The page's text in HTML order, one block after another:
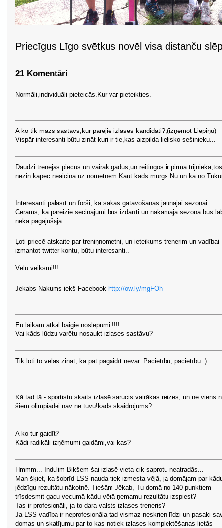
Priecīgus Līgo svētkus novēl visa distanču
21 Komentāri
Normāli,individuāli pieteicās.Kur var pieteikties.
A ko tik mazs sastāvs,kur pārējie izlases kandidāti?,(izņemot Liepiņu)
Vispār interesanti būtu zināt kuri ir tie,kas aizpilda lielisko sešinieku...
Daudzi trenējas piecus un vairāk gadus,un reitingos ir pirmā trijniekā,tos
nezin kapec neaicina uz nometnēm.Kaut kāds murgs.Nu un ka no
Interesanti palasīt un forši, ka sākas gatavošanās jaunajai sezonai.
Cerams, ka pareizie secinājumi būs izdarīti un nākamajā sezonā būs
nekā pagājušajā.
Ļoti priecē atskaite par treniņnometni, un ieteikums trenerim un vadībai
izmantot twitter kontu, būtu interesanti..
Vēlu veiksmi!!!
Jekabs Nakums iekš Facebook http://ow.ly/mgFOh
Eu laikam atkal baigie noslēpumi!!!!!
Vai kāds lūdzu varētu nosaukt izlases sastāvu?
Tik ļoti to vēlas zināt, ka pat pagaidīt nevar. Pacietību, pacietību.:)
Kā tad tā - sportistu skaits izlasē sarucis vairākas reizes, un ne viens
šiem olimpiādei nav ne tuvu!kāds skaidrojums?
A ko tur gaidīt?
Kādi radikāli izņēmumi gaidāmi,vai kas?
Hmmm... Indulim Bikšem šai izlasē vieta cik saprotu neatradās...
Man šķiet, ka šobrīd LSS nauda tiek izmesta vējā, ja domājam par
jēdzīgu rezultātu nākotnē. Tiešām Jēkab, Tu domā no 140 punktiem
trīsdesmit gadu vecumā kādu vērā ņemamu rezultātu izspiest?
Tas ir profesionāli, ja to dara valsts izlases treneris?
Ja LSS vadība ir neprofesionāla tad vismaz neskrien līdzi un pasaki
domas un skatījumu par to kas notiek izlases komplektēšanas lietās